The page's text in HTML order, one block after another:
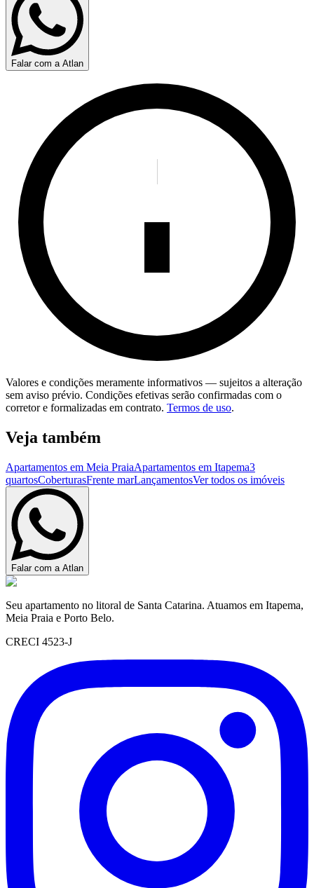
Falar com a Atlan
Valores e condições meramente informativos — sujeitos a alteração
sem aviso prévio. Condições efetivas serão confirmadas com o
corretor e formalizadas em contrato. Termos de uso.
Veja também
Apartamentos em Meia PraiaApartamentos em Itapema3
quartosCoberturasFrente marLançamentosVer todos os imóveis
Falar com a Atlan
Seu apartamento no litoral de Santa Catarina. Atuamos em Itapema,
Meia Praia e Porto Belo.
CRECI 4523-J